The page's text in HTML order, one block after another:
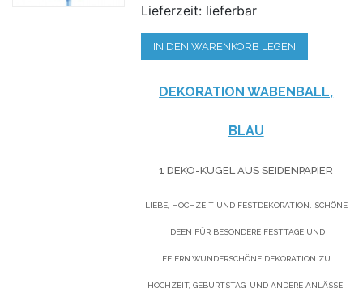
Lieferzeit: lieferbar
IN DEN WARENKORB LEGEN
DEKORATION WABENBALL,
BLAU
1 DEKO-KUGEL AUS SEIDENPAPIER
LIEBE, HOCHZEIT UND FESTDEKORATION. SCHÖNE
IDEEN FÜR BESONDERE FESTTAGE UND
FEIERN.WUNDERSCHÖNE DEKORATION ZU
HOCHZEIT, GEBURTSTAG, UND ANDERE ANLÄSSE.